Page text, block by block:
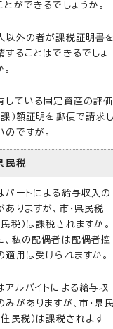
とができるでしょうか。
以外の者が課税証明書を
することはできるでしょ
している固定資産の評価
課）額証明を郵便で請求し
のですが。
民税
パートによる給与収入の
ありますが、市・県民税
民税）は課税されますか。
、私の配偶者は配偶者控
適用は受けられますか。
アルバイトによる給与収
みがありますが、市・県民
住民税）は課税されます